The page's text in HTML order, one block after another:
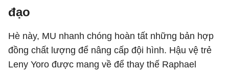
đạo
Hè này, MU nhanh chóng hoàn tất những bản hợp
đồng chất lượng để nâng cấp đội hình. Hậu vệ trẻ
Leny Yoro được mang về để thay thế Raphael